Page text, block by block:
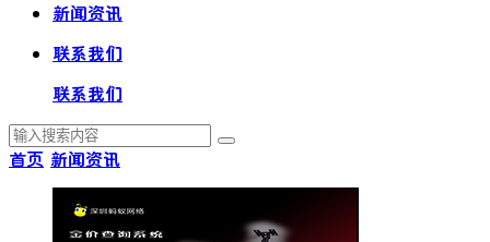
新闻资讯
联系我们
联系我们
首页 新闻资讯